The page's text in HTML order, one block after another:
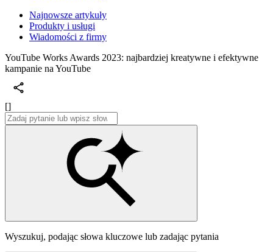
Najnowsze artykuły
Produkty i usługi
Wiadomości z firmy
YouTube Works Awards 2023: najbardziej kreatywne i efektywne
kampanie na YouTube
[]
Wyszukuj, podając słowa kluczowe lub zadając pytania